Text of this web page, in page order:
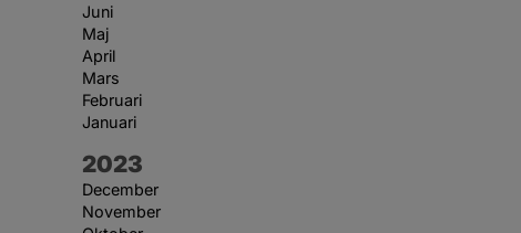
Juni
Maj
April
Mars
Februari
Januari
År:
2023
December
November